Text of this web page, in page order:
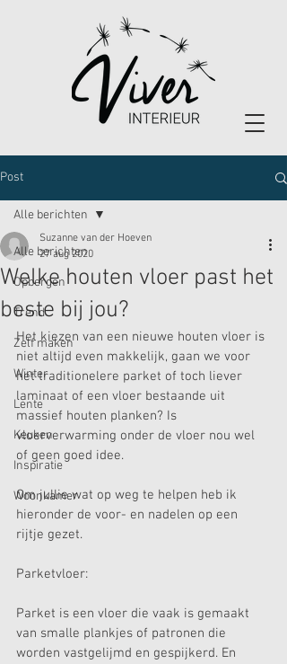
Post
Alle berichten
Opbergen
Trend
Zelf maken
Winter
Lente
Keuken
Inspiratie
Woonkamer
Alle berichten
Welke houten vloer past het
beste bij jou?
Suzanne van der Hoeven
27 aug 2020
Het kiezen van een nieuwe houten vloer is
niet altijd even makkelijk, gaan we voor
het traditionelere parket of toch liever
laminaat of een vloer bestaande uit
massief houten planken? Is
vloerverwarming onder de vloer nou wel
of geen goed idee.
Om jullie wat op weg te helpen heb ik
hieronder de voor- en nadelen op een
rijtje gezet.
Parketvloer:
Parket is een vloer die vaak is gemaakt
van smalle plankjes of patronen die
worden vastgelijmd en gespijkerd. En